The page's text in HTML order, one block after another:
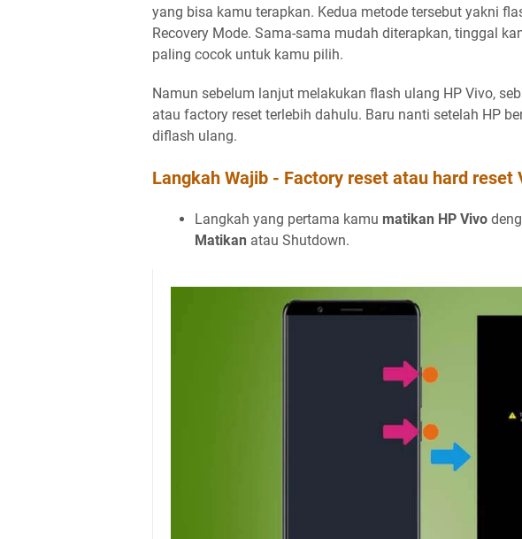
yang bisa kamu terapkan. Kedua metode tersebut yakni
Recovery Mode. Sama-sama mudah diterapkan, tinggal
paling cocok untuk kamu pilih.
Namun sebelum lanjut melakukan flash ulang HP Vivo,
atau factory reset terlebih dahulu. Baru nanti setelah HP
diflash ulang.
Langkah Wajib - Factory reset atau hard reset
Langkah yang pertama kamu matikan HP Vivo
Matikan atau Shutdown.